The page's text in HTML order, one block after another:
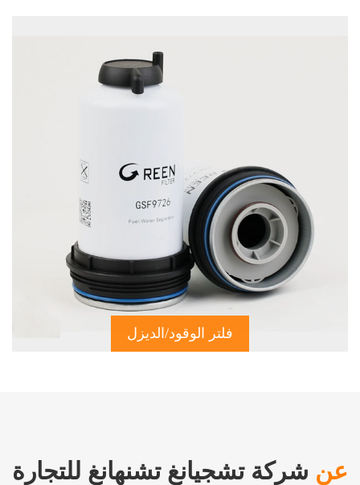
فلتر الوقود/الديزل
عن شركة تشجيانغ تشنهانغ للتجارة